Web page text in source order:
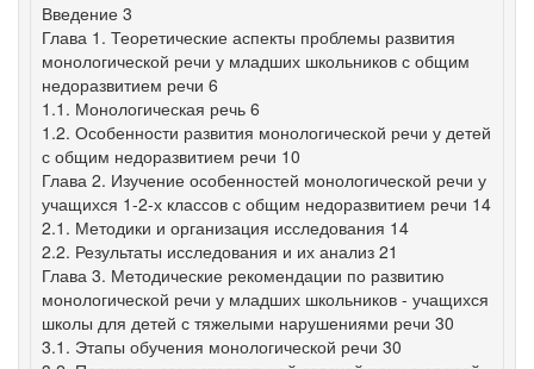
Введение 3
Глава 1. Теоретические аспекты проблемы развития
монологической речи у младших школьников с общим
недоразвитием речи 6
1.1. Монологическая речь 6
1.2. Особенности развития монологической речи у детей
с общим недоразвитием речи 10
Глава 2. Изучение особенностей монологической речи у
учащихся 1-2-х классов с общим недоразвитием речи 14
2.1. Методики и организация исследования 14
2.2. Результаты исследования и их анализ 21
Глава 3. Методические рекомендации по развитию
монологической речи у младших школьников - учащихся
школы для детей с тяжелыми нарушениями речи 30
3.1. Этапы обучения монологической речи 30